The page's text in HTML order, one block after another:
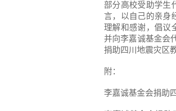
部分高校受助学生
言，以自己的亲身
理解和感谢，倡议
并向李嘉诚基金会
捐助四川地震灾区
附：
李嘉诚基金会捐助